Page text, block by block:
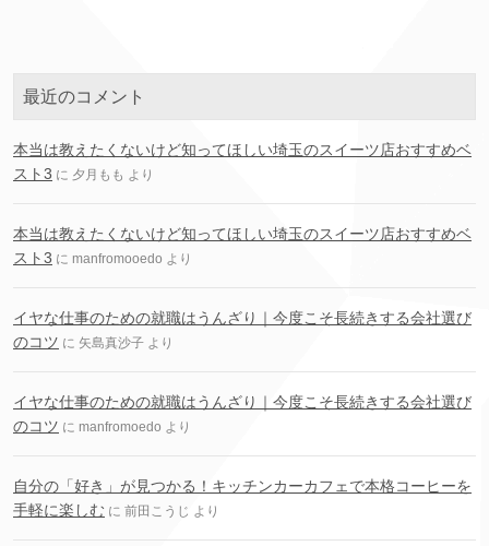
最近のコメント
本当は教えたくないけど知ってほしい埼玉のスイーツ店おすすめベ
スト3 に 夕月もも より
本当は教えたくないけど知ってほしい埼玉のスイーツ店おすすめベ
スト3 に manfromooedo より
イヤな仕事のための就職はうんざり｜今度こそ長続きする会社選び
のコツ に 矢島真沙子 より
イヤな仕事のための就職はうんざり｜今度こそ長続きする会社選び
のコツ に manfromoedo より
自分の「好き」が見つかる！キッチンカーカフェで本格コーヒーを
手軽に楽しむ に 前田こうじ より